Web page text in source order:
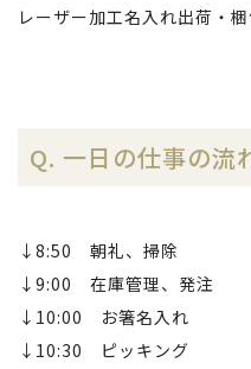
レーザー加工名入れ出荷・
Q. 一日の仕事の流
↓8:50 朝礼、掃除
↓9:00 在庫管理、発注
↓10:00 お箸名入れ
↓10:30 ピッキング